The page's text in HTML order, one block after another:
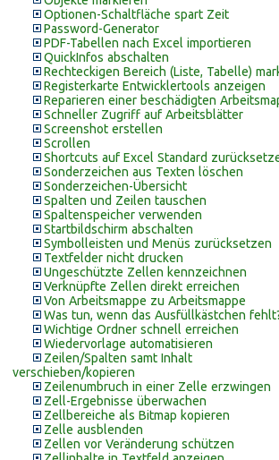
Optionen-Schaltfläche spart Zeit
Password-Generator
PDF-Tabellen nach Excel importieren
QuickInfos abschalten
Rechteckigen Bereich (Liste, Tabelle)
Registerkarte Entwicklertools anzeigen
Reparieren einer beschädigten
Schneller Zugriff auf Arbeitsblätter
Screenshot erstellen
Scrollen
Shortcuts auf Excel Standard
Sonderzeichen aus Texten löschen
Sonderzeichen-Übersicht
Spalten und Zeilen tauschen
Spaltenspeicher verwenden
Startbildschirm abschalten
Symbolleisten und Menüs zurücksetzen
Textfelder nicht drucken
Ungeschützte Zellen kennzeichnen
Verknüpfte Zellen direkt erreichen
Von Arbeitsmappe zu Arbeitsmappe
Was tun, wenn das Ausfüllkästchen
Wichtige Ordner schnell erreichen
Wiedervorlage automatisieren
Zeilen/Spalten samt Inhalt
verschieben/kopieren
Zeilenumbruch in einer Zelle erzwingen
Zell-Ergebnisse überwachen
Zellbereiche als Bitmap kopieren
Zelle ausblenden
Zellen vor Veränderung schützen